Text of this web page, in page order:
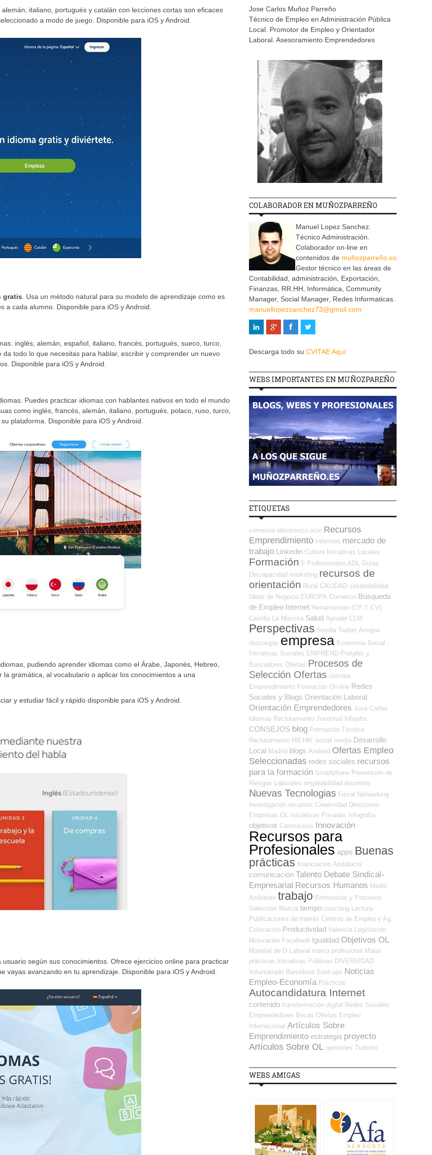
italiano, portugués y catalán con lecciones cortas son eficaces
a modo de juego. Disponible para iOS y Android.
gratis. Usa un método natural para su modelo de aprendizaje como es
a cada alumno. Disponible para iOS y Android.
inglés, alemán, español, italiano, francés, portugués, sueco, turco,
todo lo que necesitas para hablar, escribir y comprender un nuevo
Disponible para iOS y Android.
Puedes practicar idiomas con hablantes nativos en todo el mundo
como inglés, francés, alemán, italiano, portugués, polaco, ruso, turco,
plataforma. Disponible para iOS y Android.
pudiendo aprender idiomas como el Árabe, Japonés, Hebreo,
gramática, al vocabulario o aplicar los conocimientos a una
y estudiar fácil y rápido disponible para iOS y Android.
según sus conocimientos. Ofrece ejercicios online para practicar
avanzando en tu aprendizaje. Disponible para iOS y Android.
Jose Carlos Muñoz Parreño
Técnico de Empleo en Administración Pública
Local. Promotor de Empleo y Orientador
Laboral. Asesoramiento Emprendedores
COLABORADOR EN MUÑOZPARREÑO
Manuel Lopez Sanchez.
Técnico Administración.
Colaborador on-line en
contenidos de muñozparreño.es
Gestor técnico en las áreas de
Contabilidad, administración, Exportación,
Finanzas, RR.HH, Informática, Community
Manager, Social Manager, Redes Informaticas.
manuellopezsanchez73@gmail.com
Descarga todo su CVITAE Aquí
WEBS IMPORTANTES EN MUÑOZPAREÑO
ETIQUETAS
comercio electrónico ocio Recursos
Emprendimiento Informes mercado de
trabajo Linkedin Cultura Iniciativas Locales
Formación F Profesionales ADL
Guías
Discapacidad marketing recursos de
orientación Rural CALIDAD sostenibilidad
Ideas de Negocio EUROPA Comercio Búsqueda
de Empleo Internet Herramientas (CP Y CV)
Castilla La Mancha Salud Aprodel CLM
Perspectivas Sevilla Twitter Amigos
descargas empresa Economía Social -
Iniciativas Sociales EMPREND Portales y
Buscadores Ofertas Procesos de
Selección Ofertas clientes
Emprendimiento Formación On-line Redes
Sociales y Blogs Orientación Laboral
Orientación Emprendedores José Carlos
Idiomas Reclutamiento Juventud Infojobs
CONSEJOS blog Formación Técnica
Reclutamiento RR.HH.
social media Desarrollo
Local Madrid blogs Android Ofertas Empleo
Seleccionadas redes sociales recursos
para la formación Smartphone Prevención de
Riesgos Laborales empleabilidad docentes
Nuevas Tecnologias Fiscal
Networking
investigación recursos Creatividad Directorios
Empresas OL
Iniciativas Privadas Infografía
objetivos Coronavirus Innovación
Recursos para
Profesionales apps Buenas
prácticas financiación Andalucía
comunicación Talento Debate Sindical-
Empresarial Recursos Humanos Medio
Ambiente trabajo Entrevistas y Procesos
Selección Murcia tiempo coaching
Lectura
Publicaciones de Interés Centros de Empleo y Ag.
Colocación Productividad Valencia
Legislación
Motivación Facebook Igualdad Objetivos OL
Material de O.Laboral marca profesional
Malas
prácticas
Iniciativas Públicas DIVERSIDAD
Voluntariado Barcelona Start-ups Noticias
Empleo-Economía Prácticas
Autocandidatura Internet
contenido transformación digital
Redes Sociales
Emprendedores Becas Ofertas Empleo
Internacional Artículos Sobre
Emprendimiento estrategia proyecto
Artículos Sobre OL opiniones Turismo
WEBS AMIGAS